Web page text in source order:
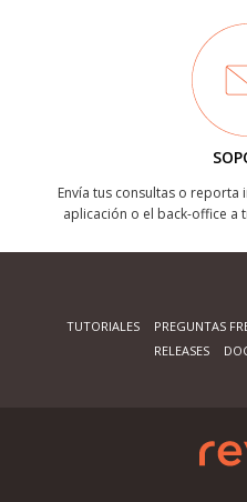
Envía tus consultas o reporta
aplicación o el back-office a
TUTORIALES PREGUNTAS
RELEASES